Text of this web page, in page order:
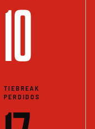
10
TIEBREAK
PERDIDOS